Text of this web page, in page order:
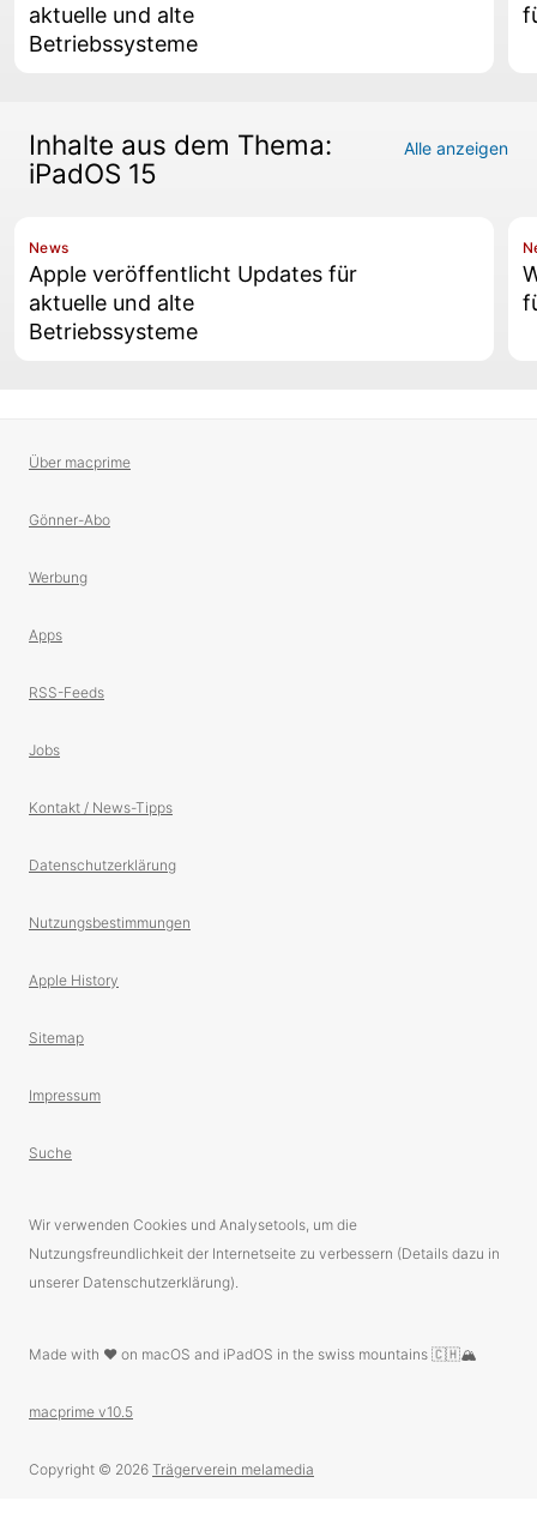
aktuelle und alte
Betriebssysteme
Inhalte aus dem Thema:
iPadOS 15
Alle anzeigen
News
Apple veröffentlicht Updates für
aktuelle und alte
Betriebssysteme
Über macprime
Gönner-Abo
Werbung
Apps
RSS-Feeds
Jobs
Kontakt / News-Tipps
Datenschutzerklärung
Nutzungsbestimmungen
Apple History
Sitemap
Impressum
Suche
Wir verwenden Cookies und Analysetools, um die
Nutzungsfreundlichkeit der Internetseite zu verbessern (Details dazu in
unserer Datenschutzerklärung).
Made with ❤️ on macOS and iPadOS in the swiss mountains 🇨🇭🏔
macprime v10.5
Copyright © 2026 Trägerverein melamedia